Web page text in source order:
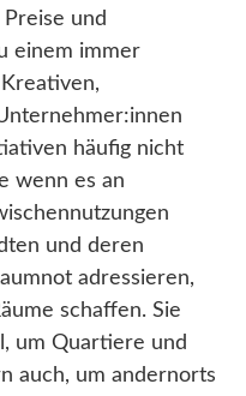
und
einem immer
häufig nicht
wenn es an
und deren
adressieren,
schaffen. Sie
um Quartiere und
auch, um andernorts